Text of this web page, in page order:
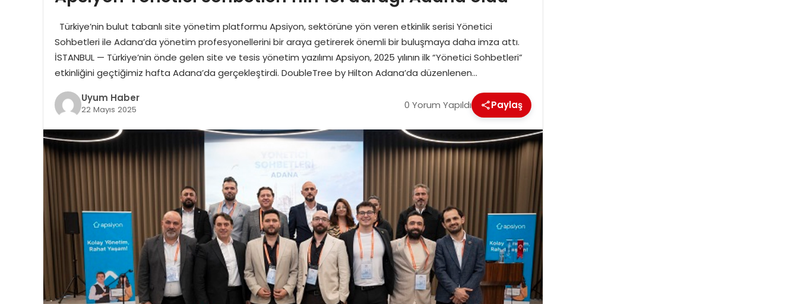
Türkiye’nin bulut tabanlı site yönetim platformu Apsiyon, sektörüne yön veren etkinlik serisi Yönetici
Sohbetleri ile Adana’da yönetim profesyonellerini bir araya getirerek önemli bir buluşmaya daha imza attı.
İSTANBUL — Türkiye’nin önde gelen site ve tesis yönetim yazılımı Apsiyon, 2025 yılının ilk “Yönetici Sohbetleri”
etkinliğini geçtiğimiz hafta Adana’da gerçekleştirdi. DoubleTree by Hilton Adana’da düzenlenen…
Uyum Haber
22 Mayıs 2025 0 Yorum Yapıldı Paylaş